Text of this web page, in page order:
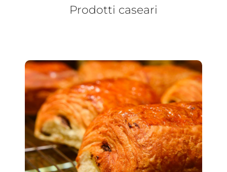
Prodotti caseari